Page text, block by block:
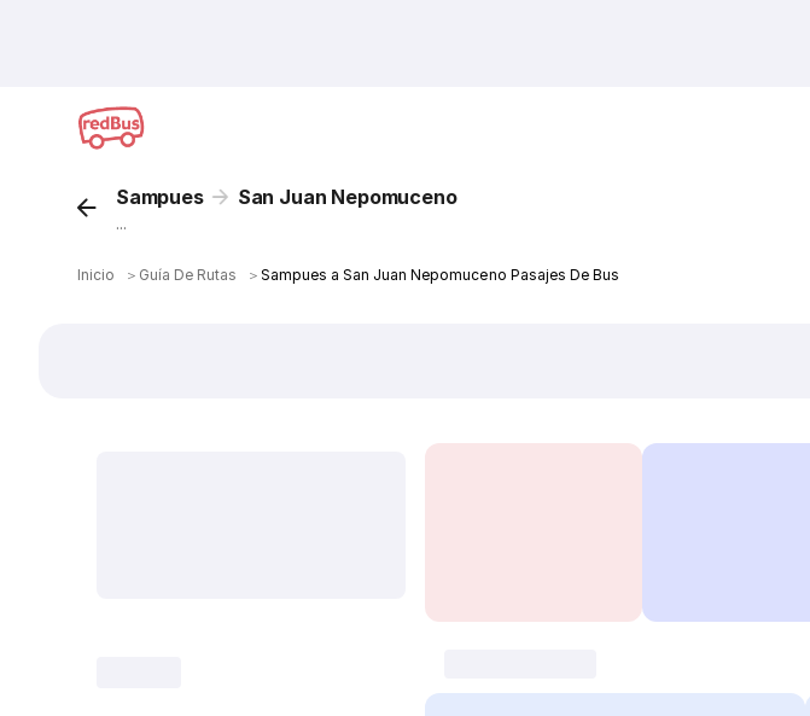
Sampues San Juan Nepomuceno
...
Inicio ＞ Guía De Rutas ＞ Sampues a San Juan Nepomuceno Pasajes De Bus